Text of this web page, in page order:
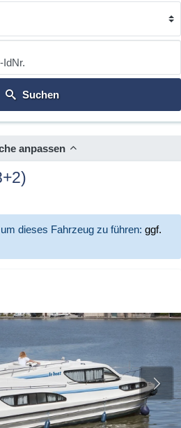
Suchen
anpassen
dieses Fahrzeug zu führen: ggf.